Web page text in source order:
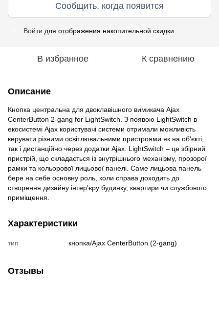
Сообщить, когда появится
Войти для отображения накопительной скидки
В избранное К сравнению
Описание
Кнопка центральна для двоклавішного вимикача Ajax
CenterButton 2-gang for LightSwitch. З появою LightSwitch в
екосистемі Ajax користувачі системи отримали можливість
керувати різними освітлювальними пристроями як на об'єкті,
так і дистанційно через додатки Ajax. LightSwitch – це збірний
пристрій, що складається із внутрішнього механізму, прозорої
рамки та кольорової лицьової панелі. Саме лицьова панель
бере на себе основну роль, коли справа доходить до
створення дизайну інтер'єру будинку, квартири чи службового
приміщення.
Характеристики
тип кнопка/Ajax CenterButton (2-gang)
Отзывы